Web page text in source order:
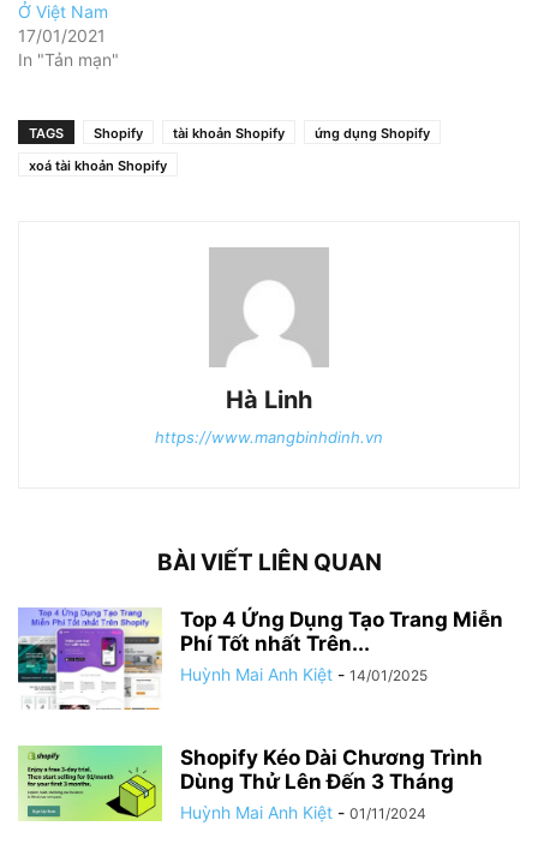
Ở Việt Nam
17/01/2021
In "Tản mạn"
TAGS Shopify tài khoản Shopify
ứng dụng Shopify
xoá tài khoản Shopify
Hà Linh
https://www.mangbinhdinh.vn
BÀI VIẾT LIÊN QUAN
Top 4 Ứng Dụng Tạo Trang Miễn
Phí Tốt nhất Trên...
Huỳnh Mai Anh Kiệt - 14/01/2025
Shopify Kéo Dài Chương Trình
Dùng Thử Lên Đến 3 Tháng
Huỳnh Mai Anh Kiệt - 01/11/2024